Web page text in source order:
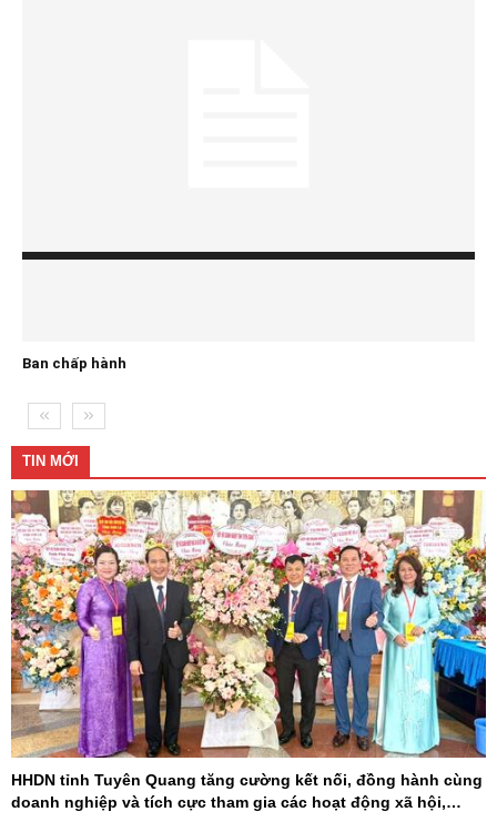
Ban chấp hành
TIN MỚI
HHDN tỉnh Tuyên Quang tăng cường kết nối, đồng hành cùng
doanh nghiệp và tích cực tham gia các hoạt động xã hội,